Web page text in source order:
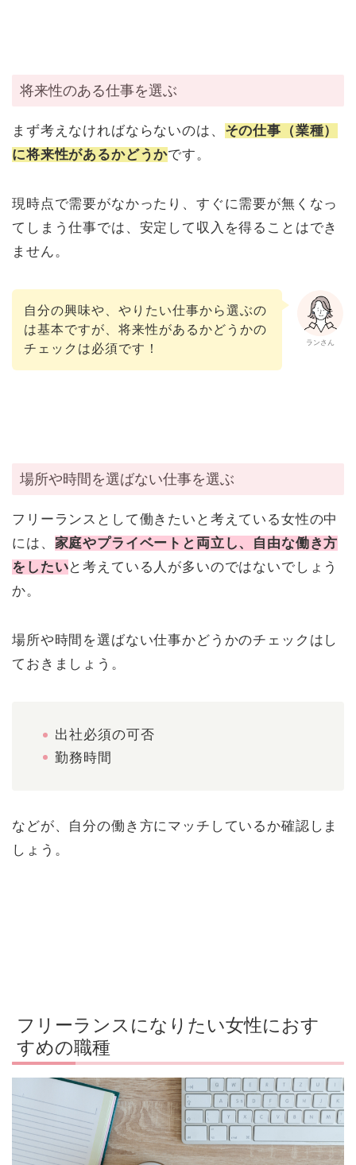
将来性のある仕事を選ぶ
まず考えなければならないのは、 その仕事（業種）
に将来性があるかどうかです。
現時点で需要がなかったり、すぐに需要が無くなっ
てしまう仕事では、安定して収入を得ることはでき
ません。
ランさん
自分の興味や、やりたい仕事から選ぶの
は基本ですが、将来性があるかどうかの
チェックは必須です！
場所や時間を選ばない仕事を選ぶ
フリーランスとして働きたいと考えている女性の中
には、 家庭やプライベートと両立し、自由な働き方
をしたいと考えている人が多いのではないでしょう
か。
場所や時間を選ばない仕事かどうかのチェックはし
ておきましょう。
出社必須の可否
勤務時間
などが、自分の働き方にマッチしているか確認しま
しょう。
フリーランスになりたい女性におす
すめの職種